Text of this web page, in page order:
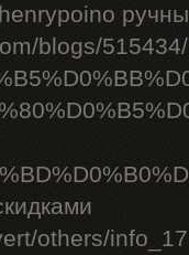
blogs/
others/